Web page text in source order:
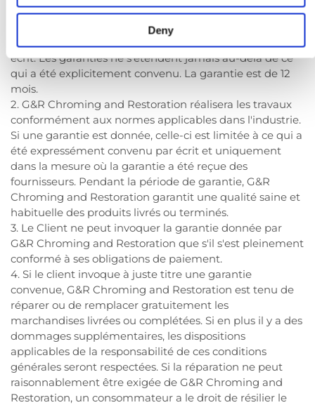
Deny
1. Chaque garantie est expressément convenue par
écrit. Les garanties ne s'étendent jamais au-delà de ce
qui a été explicitement convenu. La garantie est de 12
mois.
2. G&R Chroming and Restoration réalisera les travaux
conformément aux normes applicables dans l'industrie.
Si une garantie est donnée, celle-ci est limitée à ce qui a
été expressément convenu par écrit et uniquement
dans la mesure où la garantie a été reçue des
fournisseurs. Pendant la période de garantie, G&R
Chroming and Restoration garantit une qualité saine et
habituelle des produits livrés ou terminés.
3. Le Client ne peut invoquer la garantie donnée par
G&R Chroming and Restoration que s'il s'est pleinement
conformé à ses obligations de paiement.
4. Si le client invoque à juste titre une garantie
convenue, G&R Chroming and Restoration est tenu de
réparer ou de remplacer gratuitement les
marchandises livrées ou complétées. Si en plus il y a des
dommages supplémentaires, les dispositions
applicables de la responsabilité de ces conditions
générales seront respectées. Si la réparation ne peut
raisonnablement être exigée de G&R Chroming and
Restoration, un consommateur a le droit de résilier le